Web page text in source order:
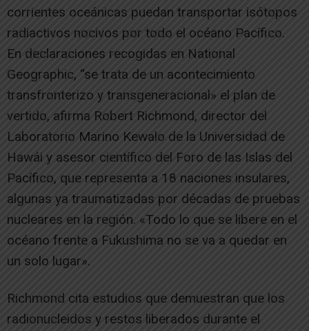
corrientes oceánicas puedan transportar isótopos
radiactivos nocivos por todo el océano Pacífico.
En declaraciones recogidas en National
Geographic, “se trata de un acontecimiento
transfronterizo y transgeneracional» el plan de
vertido, afirma Robert Richmond, director del
Laboratorio Marino Kewalo de la Universidad de
Hawái y asesor científico del Foro de las Islas del
Pacífico, que representa a 18 naciones insulares,
algunas ya traumatizadas por décadas de pruebas
nucleares en la región. «Todo lo que se libere en el
océano frente a Fukushima no se va a quedar en
un solo lugar».
Richmond cita estudios que demuestran que los
radionucleidos y restos liberados durante el